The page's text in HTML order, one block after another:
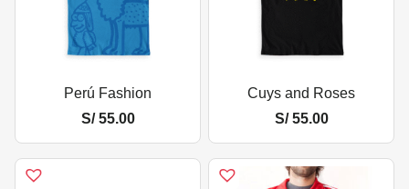
Perú Fashion
S/55.00
Cuys and Roses
S/55.00